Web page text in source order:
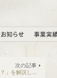
次の記事
」を解説し...